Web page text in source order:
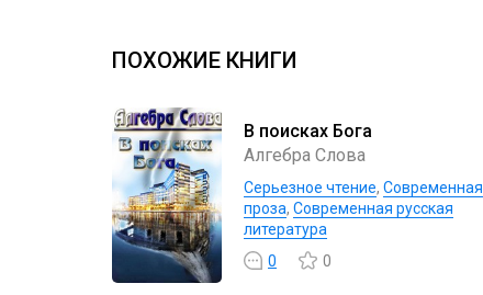
ПОХОЖИЕ КНИГИ
В поисках Бога
Алгебра Слова
Серьезное чтение, Современная
проза, Современная русская
литература
0
0